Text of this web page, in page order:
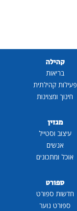
קהילה
בריאות
פעילות קהילתית
חינוך ומצוינות
מגזין
עיצוב וסטייל
אנשים
אוכל ומתכונים
ספורט
חדשות ספורט
ספורט נוער